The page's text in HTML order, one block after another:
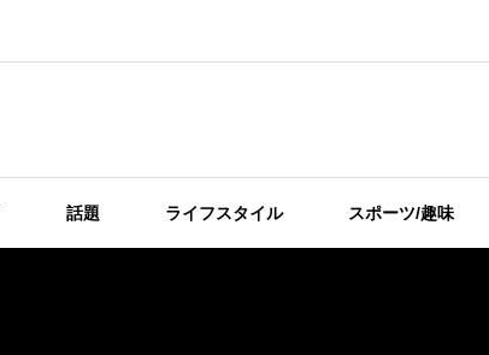
話題 ライフスタイル スポーツ/趣味